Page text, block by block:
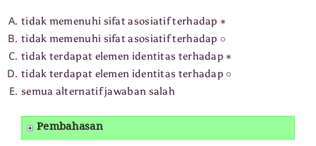
tidak memenuhi sifat asosiatif terhadap
tidak memenuhi sifat asosiatif terhadap
tidak terdapat elemen identitas terhadap
tidak terdapat elemen identitas terhadap
semua alternatif jawaban salah
Pembahasan